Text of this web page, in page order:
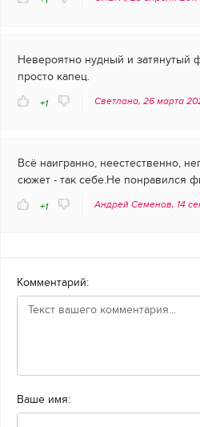
Невероятно нудный и затянутый
просто капец.
+1 Светлана, 26 марта
Всё наигранно, неестественно,
сюжет - так себе.Не понравился
+1 Андрей Семенов, 14
Комментарий:
Ваше имя: